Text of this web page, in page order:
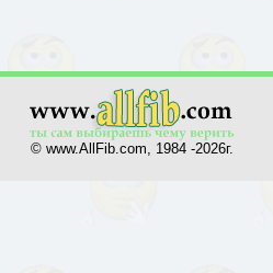
© www.AllFib.com, 1984 -2026г.